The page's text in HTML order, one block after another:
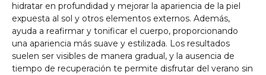
hidratar en profundidad y mejorar la apariencia de la piel
expuesta al sol y otros elementos externos. Además,
ayuda a reafirmar y tonificar el cuerpo, proporcionando
una apariencia más suave y estilizada. Los resultados
suelen ser visibles de manera gradual, y la ausencia de
tiempo de recuperación te permite disfrutar del verano sin